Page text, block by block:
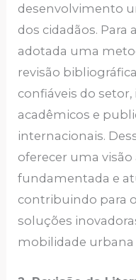
desenvolvimento
dos cidadãos. Para
adotada uma
revisão
confiáveis do
acadêmicos e
internacionais.
oferecer uma
fundamentada e
contribuindo para
soluções
mobilidade urbana